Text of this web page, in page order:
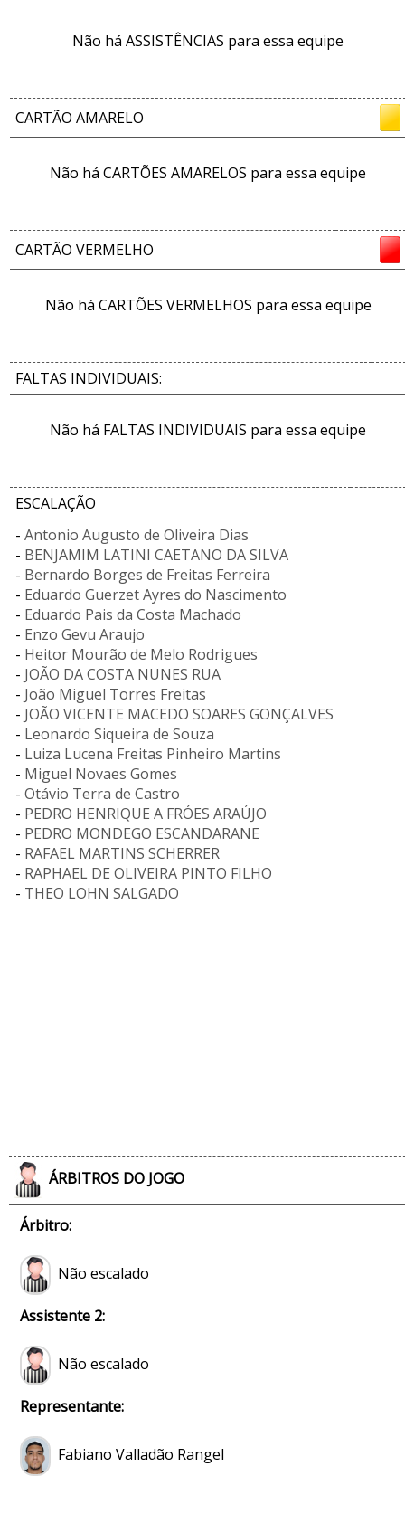
Não há ASSISTÊNCIAS para essa equipe
CARTÃO AMARELO
Não há CARTÕES AMARELOS para essa equipe
CARTÃO VERMELHO
Não há CARTÕES VERMELHOS para essa equipe
FALTAS INDIVIDUAIS:
Não há FALTAS INDIVIDUAIS para essa equipe
ESCALAÇÃO
- Antonio Augusto de Oliveira Dias
- BENJAMIM LATINI CAETANO DA SILVA
- Bernardo Borges de Freitas Ferreira
- Eduardo Guerzet Ayres do Nascimento
- Eduardo Pais da Costa Machado
- Enzo Gevu Araujo
- Heitor Mourão de Melo Rodrigues
- JOÃO DA COSTA NUNES RUA
- João Miguel Torres Freitas
- JOÃO VICENTE MACEDO SOARES GONÇALVES
- Leonardo Siqueira de Souza
- Luiza Lucena Freitas Pinheiro Martins
- Miguel Novaes Gomes
- Otávio Terra de Castro
- PEDRO HENRIQUE A FRÓES ARAÚJO
- PEDRO MONDEGO ESCANDARANE
- RAFAEL MARTINS SCHERRER
- RAPHAEL DE OLIVEIRA PINTO FILHO
- THEO LOHN SALGADO
ÁRBITROS DO JOGO
Árbitro:
Não escalado
Assistente 2:
Não escalado
Representante:
Fabiano Valladão Rangel